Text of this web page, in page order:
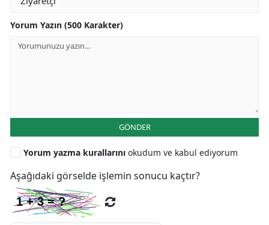
Yorum Yazın (500 Karakter)
GÖNDER
Yorum yazma kurallarını okudum ve kabul ediyorum
Aşağıdaki görselde işlemin sonucu kaçtır?